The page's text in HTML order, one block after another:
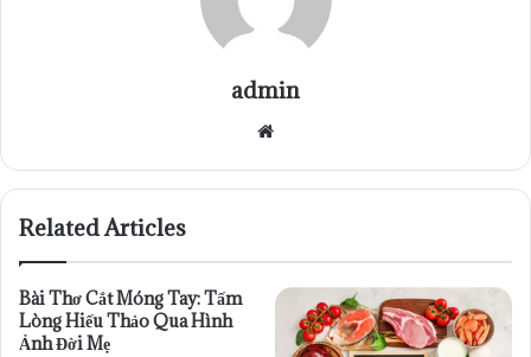
admin
Website
Related Articles
Bài Thơ Cắt Móng Tay: Tấm
Lòng Hiếu Thảo Qua Hình
Ảnh Đời Mẹ